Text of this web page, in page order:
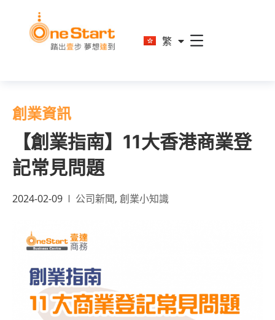
繁
简
創業資訊
【創業指南】11大香港商業登
記常見問題
2024-02-09 公司新聞, 創業小知識